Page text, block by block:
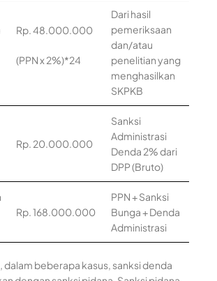
Rp. 48.000.000
(PPN x 2%)*24
Dari hasil
pemeriksaan
dan/atau
penelitian yang
menghasilkan
SKPKB
Rp. 20.000.000
Sanksi
Administrasi
Denda 2% dari
DPP (Bruto)
Rp. 168.000.000
PPN + Sanksi
Bunga + Denda
Administrasi
dalam beberapa kasus, sanksi denda